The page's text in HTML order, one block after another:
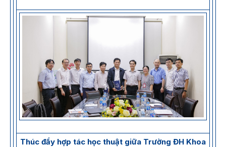
Thúc đẩy hợp tác học thuật giữa Trường ĐH Khoa